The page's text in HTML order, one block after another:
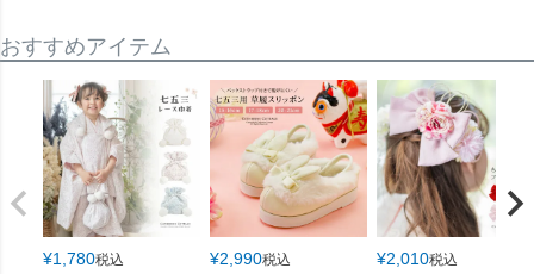
おすすめアイテム
¥1,780税込 ¥2,990税込 ¥2,010税込